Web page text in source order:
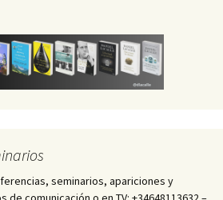
seminarios, apariciones y